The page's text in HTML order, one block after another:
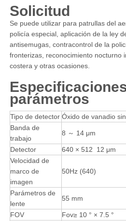
Solicitud
Se puede utilizar para patrullas del
policía especial, aplicación de la ley
antisemugas, contracontrol de la
fronterizas, reconocimiento nocturno
costera y otras ocasiones.
parámetros
Tipo de detector Óxido de vanadio
Banda de
trabajo
8 ～ 14 μm
Detector
640 × 512 12 μm
Velocidad de
marco de
imagen
50Hz (640)
Parámetros de
lente
55 mm
FOV
Fov≥ 10 ° × 7.5 °